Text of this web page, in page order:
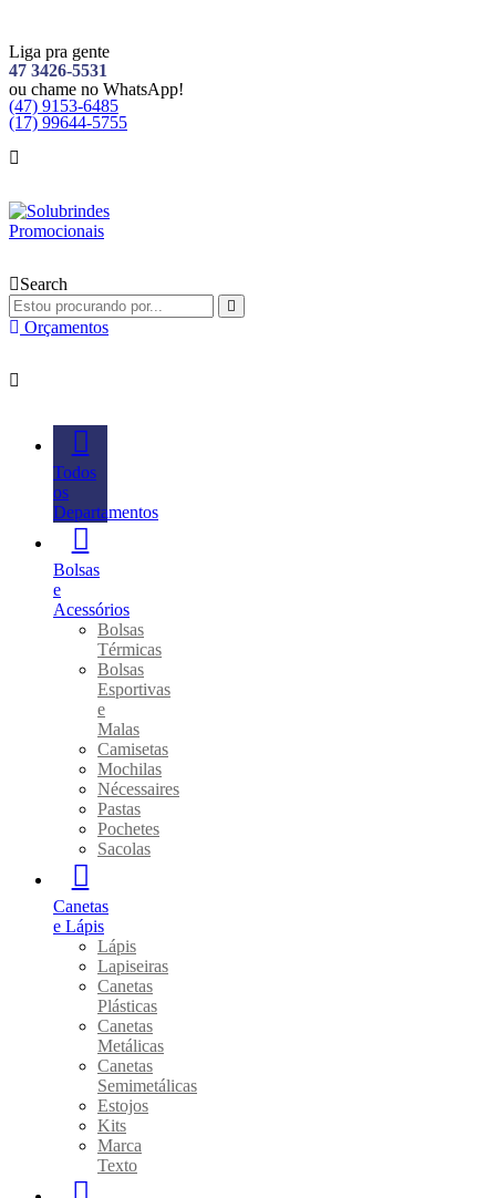
Liga pra gente
47 3426-5531
ou chame no WhatsApp!
(47) 9153-6485
(17) 99644-5755
Search
Orçamentos
Todos
os
Departamentos
Bolsas
e
Acessórios
Bolsas
Térmicas
Bolsas
Esportivas
e
Malas
Camisetas
Mochilas
Nécessaires
Pastas
Pochetes
Sacolas
Canetas
e Lápis
Lápis
Lapiseiras
Canetas
Plásticas
Canetas
Metálicas
Canetas
Semimetálicas
Estojos
Kits
Marca
Texto